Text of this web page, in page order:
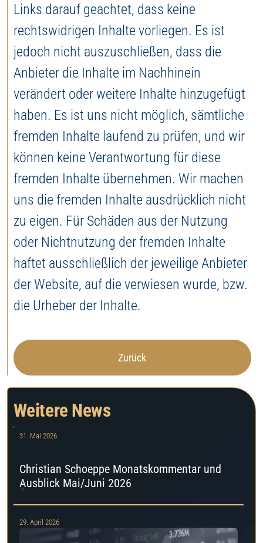
Links darauf geachtet, dass keine
rechtswidrigen Inhalte vorliegen. Es ist
jedoch nicht auszuschließen, dass die
Anbieter die Inhalte im Nachhinein
verändert oder weitere Inhalte hinzugefügt
haben. Es ist uns nicht möglich, sämtliche
fremden Inhalte laufend zu prüfen, und wir
können keine Verantwortung für diese
fremden Inhalte übernehmen. Wir machen
uns die fremden Inhalte ausdrücklich nicht
zu eigen. Für Schäden aus der Nutzung
oder Nichtnutzung der fremden Inhalte
haftet ausschließlich der jeweilige Anbieter
der Website, auf die verwiesen wurde, bzw.
die Urheber der Inhalte.
Zurück
Weitere News
31. Mai 2026
Christian Schoeppe Monatskommentar und
Ausblick Mai/Juni 2026
29. April 2026